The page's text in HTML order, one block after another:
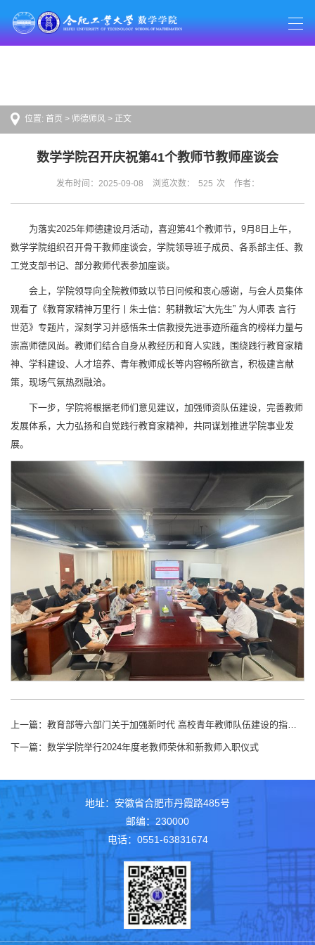
位置: 首页 > 师德师风 > 正文
数学学院召开庆祝第41个教师节教师座谈会
发布时间：2025-09-08 浏览次数： 525 次 作者：
为落实2025年师德建设月活动，喜迎第41个教师节，9月8日上午，
数学学院组织召开骨干教师座谈会，学院领导班子成员、各系部主任、教
工党支部书记、部分教师代表参加座谈。
会上，学院领导向全院教师致以节日问候和衷心感谢，与会人员集体
观看了《教育家精神万里行丨朱士信：躬耕教坛“大先生” 为人师表 言行
世范》专题片，深刻学习并感悟朱士信教授先进事迹所蕴含的榜样力量与
崇高师德风尚。教师们结合自身从教经历和育人实践，围绕践行教育家精
神、学科建设、人才培养、青年教师成长等内容畅所欲言，积极建言献
策，现场气氛热烈融洽。
下一步，学院将根据老师们意见建议，加强师资队伍建设，完善教师
发展体系，大力弘扬和自觉践行教育家精神，共同谋划推进学院事业发
展。
上一篇： 教育部等六部门关于加强新时代 高校青年教师队伍建设的指导意见
下一篇： 数学学院举行2024年度老教师荣休和新教师入职仪式
地址：安徽省合肥市丹霞路485号
邮编：230000
电话：0551-63831674